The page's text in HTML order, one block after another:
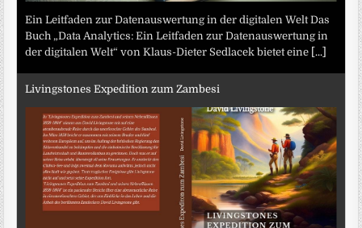
Ein Leitfaden zur Datenauswertung in der digitalen Welt Das
Buch „Data Analytics: Ein Leitfaden zur Datenauswertung in
der digitalen Welt“ von Klaus-Dieter Sedlacek bietet eine [...]
Livingstones Expedition zum Zambesi